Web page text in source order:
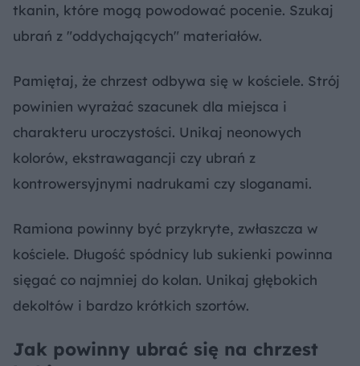
tkanin, które mogą powodować pocenie. Szukaj
ubrań z "oddychających" materiałów.
Pamiętaj, że chrzest odbywa się w kościele. Strój
powinien wyrażać szacunek dla miejsca i
charakteru uroczystości. Unikaj neonowych
kolorów, ekstrawagancji czy ubrań z
kontrowersyjnymi nadrukami czy sloganami.
Ramiona powinny być przykryte, zwłaszcza w
kościele. Długość spódnicy lub sukienki powinna
sięgać co najmniej do kolan. Unikaj głębokich
dekoltów i bardzo krótkich szortów.
Jak powinny ubrać się na chrzest